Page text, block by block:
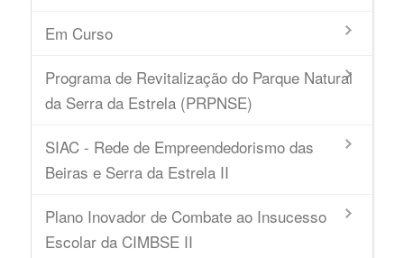
Em Curso
Programa de Revitalização do Parque Natural
da Serra da Estrela (PRPNSE)
SIAC - Rede de Empreendedorismo das
Beiras e Serra da Estrela II
Plano Inovador de Combate ao Insucesso
Escolar da CIMBSE II